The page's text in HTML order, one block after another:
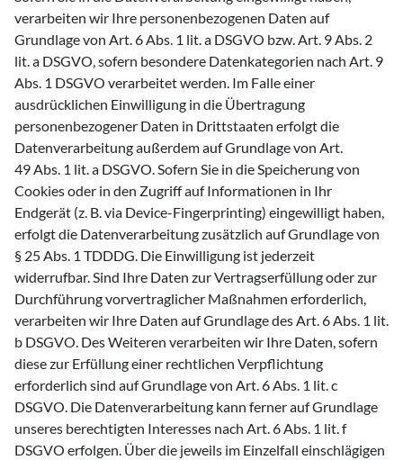
verarbeiten wir Ihre personenbezogenen Daten auf
Grundlage von Art. 6 Abs. 1 lit. a DSGVO bzw. Art. 9 Abs. 2
lit. a DSGVO, sofern besondere Datenkategorien nach Art. 9
Abs. 1 DSGVO verarbeitet werden. Im Falle einer
ausdrücklichen Einwilligung in die Übertragung
personenbezogener Daten in Drittstaaten erfolgt die
Datenverarbeitung außerdem auf Grundlage von Art.
49 Abs. 1 lit. a DSGVO. Sofern Sie in die Speicherung von
Cookies oder in den Zugriff auf Informationen in Ihr
Endgerät (z. B. via Device-Fingerprinting) eingewilligt haben,
erfolgt die Datenverarbeitung zusätzlich auf Grundlage von
§ 25 Abs. 1 TDDDG. Die Einwilligung ist jederzeit
widerrufbar. Sind Ihre Daten zur Vertragserfüllung oder zur
Durchführung vorvertraglicher Maßnahmen erforderlich,
verarbeiten wir Ihre Daten auf Grundlage des Art. 6 Abs. 1 lit.
b DSGVO. Des Weiteren verarbeiten wir Ihre Daten, sofern
diese zur Erfüllung einer rechtlichen Verpflichtung
erforderlich sind auf Grundlage von Art. 6 Abs. 1 lit. c
DSGVO. Die Datenverarbeitung kann ferner auf Grundlage
unseres berechtigten Interesses nach Art. 6 Abs. 1 lit. f
DSGVO erfolgen. Über die jeweils im Einzelfall einschlägigen